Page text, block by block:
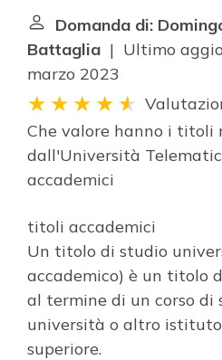
Domanda di:
Battaglia | Ultimo
marzo 2023
Che valore hanno i titoli
dall'Università
accademici
titoli accademici
Un titolo di studio
accademico) è un titolo
al termine di un corso di
università o altro
superiore.